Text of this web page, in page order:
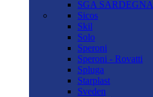
SGA SARDEGNA
Sicos
Skil
Solo
Speroni
Speroni - Rovatti
Spluga
Starplast
Sveden